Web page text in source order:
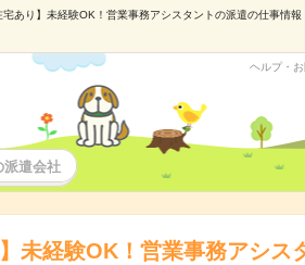
宅あり】未経験OK！営業事務アシスタントの派遣の仕事情
ヘルプ・
派遣会社
未経験OK！営業事務アシス